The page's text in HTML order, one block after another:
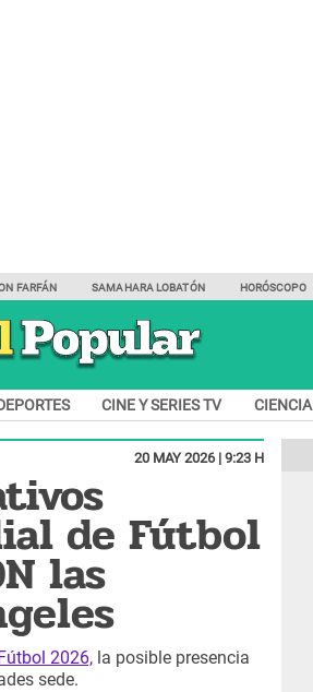
FARFÁN SAMAHARA LOBATÓN HORÓSCOPO
CINE Y SERIES TV CIENCIA
20 MAY 2026 | 9:23 H
de Fútbol
las
2026, la posible presencia
sede.